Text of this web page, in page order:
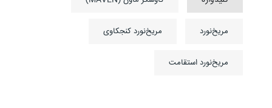
مریخ‌نورد مریخ‌نورد کنجکاوی
مریخ‌نورد استقامت